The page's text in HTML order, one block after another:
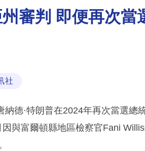
審判 即便再次當
社
德·特朗普在2024年再次當選總
與富爾頓縣地區檢察官Fani